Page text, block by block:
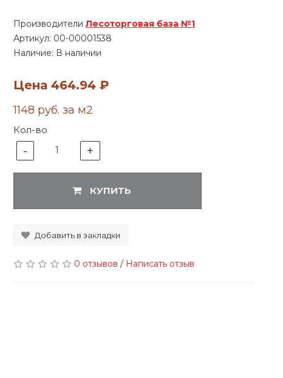
ПроизводителиЛесоторговая база №1
Артикул: 00-00001538
Наличие: В наличии
Цена464.94 ₽
1148 руб. за м2
Кол-во
- 1 +
КУПИТЬ
Добавить в закладки
0 отзывов / Написать отзыв